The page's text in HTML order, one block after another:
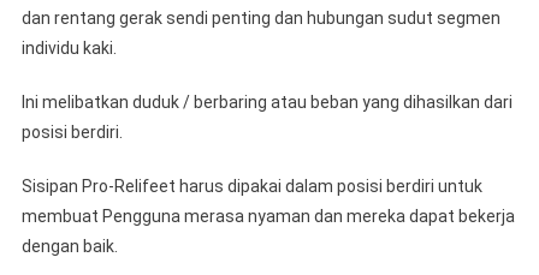
dan rentang gerak sendi penting dan hubungan sudut segmen
individu kaki.
Ini melibatkan duduk / berbaring atau beban yang dihasilkan dari
posisi berdiri.
Sisipan Pro-Relifeet harus dipakai dalam posisi berdiri untuk
membuat Pengguna merasa nyaman dan mereka dapat bekerja
dengan baik.